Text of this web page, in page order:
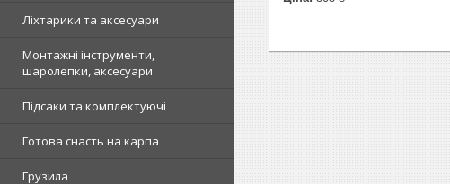
Ліхтарики та аксесуари
Монтажні інструменти,
шаролепки, аксесуари
Підсаки та комплектуючі
Готова снасть на карпа
Грузила